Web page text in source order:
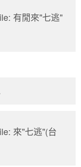
有閒來"七逃"
來"七逃"(台